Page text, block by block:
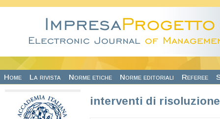
Home La rivista Norme etiche Norme editoriali Referee
interventi di risoluzione